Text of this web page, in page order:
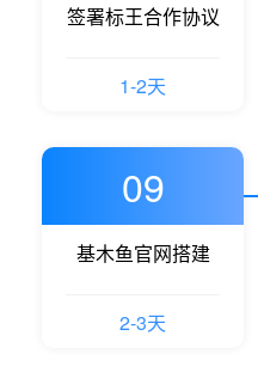
签署标王合作协议
1-2天
09
基木鱼官网搭建
2-3天